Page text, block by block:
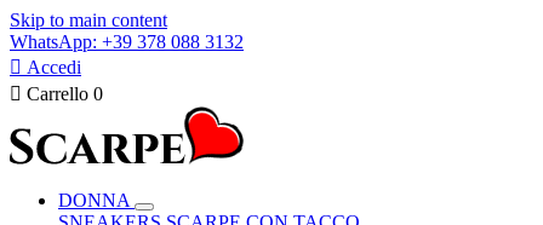
Skip to main content
WhatsApp: +39 378 088 3132
 Accedi
 Carrello 0
DONNA